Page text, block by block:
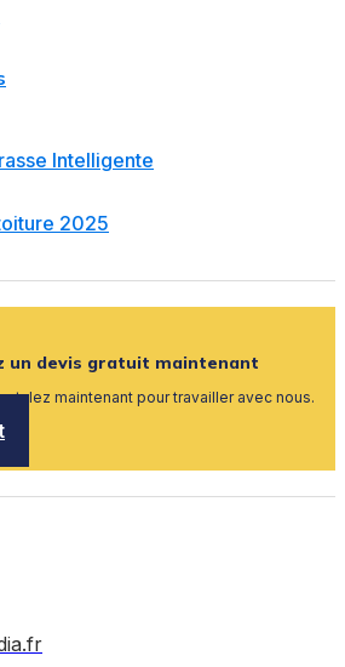
Intelligente
2025
un devis gratuit maintenant
maintenant pour travailler avec nous.